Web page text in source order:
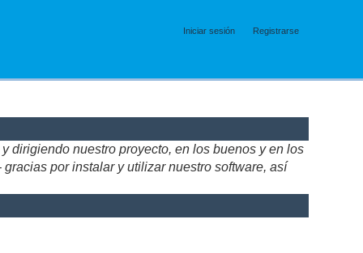
Iniciar sesión Registrarse
dirigiendo nuestro proyecto, en los buenos y en los
por instalar y utilizar nuestro software, así